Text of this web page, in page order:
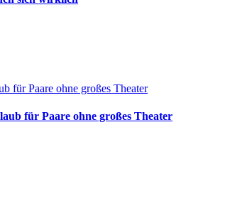
für Paare ohne großes Theater